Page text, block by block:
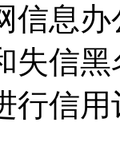
信息
失信
行信用